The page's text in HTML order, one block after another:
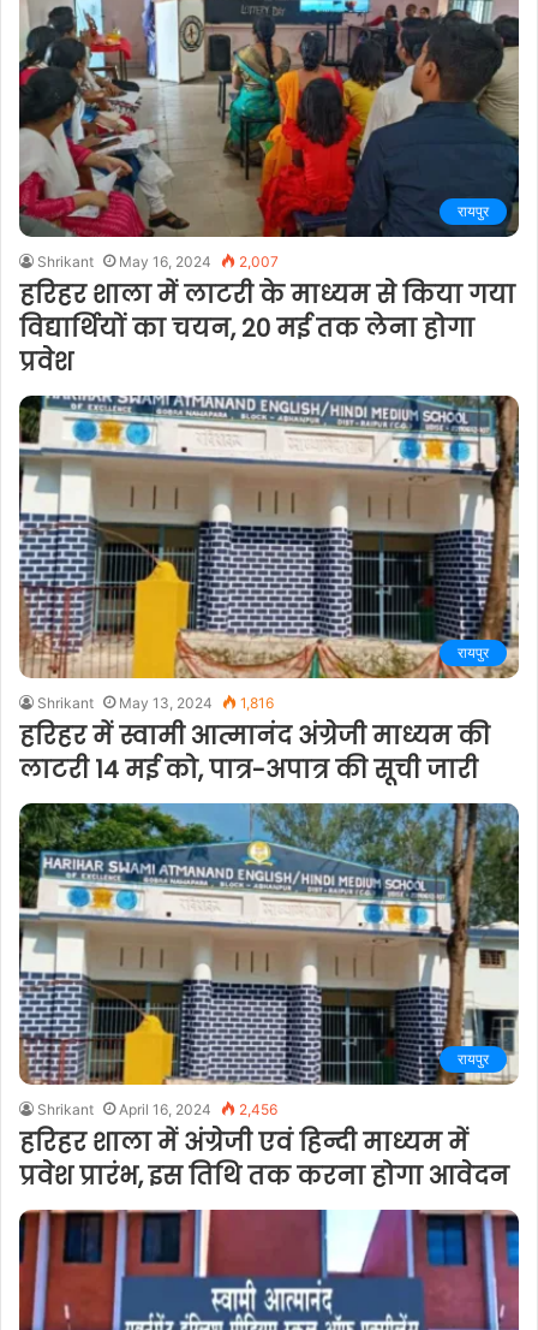
रायपुर
Shrikant May 16, 2024 2,007
हरिहर शाला में लाटरी के माध्यम से किया गया
विद्यार्थियों का चयन, 20 मई तक लेना होगा
प्रवेश
रायपुर
Shrikant May 13, 2024 1,816
हरिहर में स्वामी आत्मानंद अंग्रेजी माध्यम की
लाटरी 14 मई को, पात्र-अपात्र की सूची जारी
रायपुर
Shrikant April 16, 2024 2,456
हरिहर शाला में अंग्रेजी एवं हिन्दी माध्यम में
प्रवेश प्रारंभ, इस तिथि तक करना होगा आवेदन